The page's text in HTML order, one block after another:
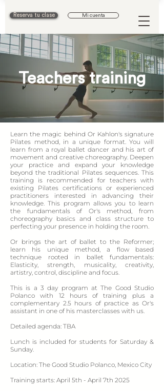
Reserva tu clase Mi cuenta
Teachers training
Learn the magic behind Or Kahlon's signature
Pilates method, in a unique format. You will
learn from a royal ballet dancer and his art of
movement and creative choreography. Deepen
your practice and expand your knowledge
beyond the traditional Pilates sequences. This
training is recommended for teachers with
existing Pilates certifications or experienced
practitioners interested in advancing their
knowledge. This program allows you to learn
the fundamentals of Or's method, from
choreography basics and class structure to
perfecting your presence in holding the room.
Or brings the art of ballet to the Reformer;
learn his unique method, a flow based
technique rooted in ballet fundamentals:
Elasticity, strength, musicality, creativity,
artistry, control, discipline and focus.
This is a 3 day program at The Good Studio
Polanco with 12 hours of training plus a
complementary 2.5 hours of practice as Or's
assistant in one of his masterclasses with us.
Detailed agenda: TBA
Lunch is included for students for Saturday &
Sunday.
Location: The Good Studio Polanco, Mexico City
Training starts: April 5th - April 7th 2025